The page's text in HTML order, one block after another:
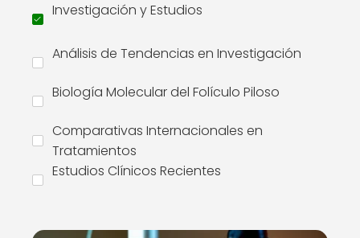
Investigación y Estudios
Análisis de Tendencias en Investigación
Biología Molecular del Folículo Piloso
Comparativas Internacionales en
Tratamientos
Estudios Clínicos Recientes